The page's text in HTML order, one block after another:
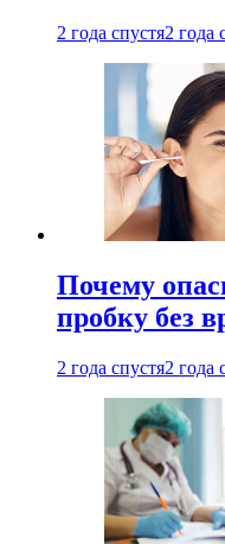
2 года спустя2 года
Почему
пробку без
2 года спустя2 года